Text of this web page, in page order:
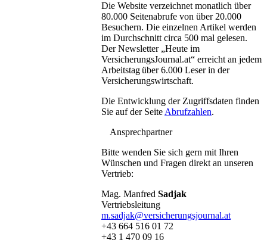
Die Website verzeichnet monatlich über
80.000 Seitenabrufe von über 20.000
Besuchern. Die einzelnen Artikel werden
im Durchschnitt circa 500 mal gelesen.
Der Newsletter „Heute im
VersicherungsJournal.at“ erreicht an jedem
Arbeitstagüber 6.000 Leser in der
Versicherungswirtschaft.
Die Entwicklung der Zugriffsdaten finden
Sie auf der SeiteAbrufzahlen.
Ansprechpartner
Bitte wenden Sie sich gern mit Ihren
Wünschen und Fragen direkt an unseren
Vertrieb:
Mag. Manfred Sadjak
Vertriebsleitung
m.sadjak@versicherungsjournal.at
+43 664 516 01 72
+43 1 470 09 16